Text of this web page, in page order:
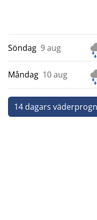
Söndag 9 aug
Måndag 10 aug
14 dagars